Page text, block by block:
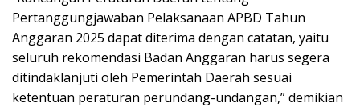
Pertanggungjawaban Pelaksanaan APBD Tahun
Anggaran 2025 dapat diterima dengan catatan, yaitu
seluruh rekomendasi Badan Anggaran harus segera
ditindaklanjuti oleh Pemerintah Daerah sesuai
ketentuan peraturan perundang-undangan,” demikian